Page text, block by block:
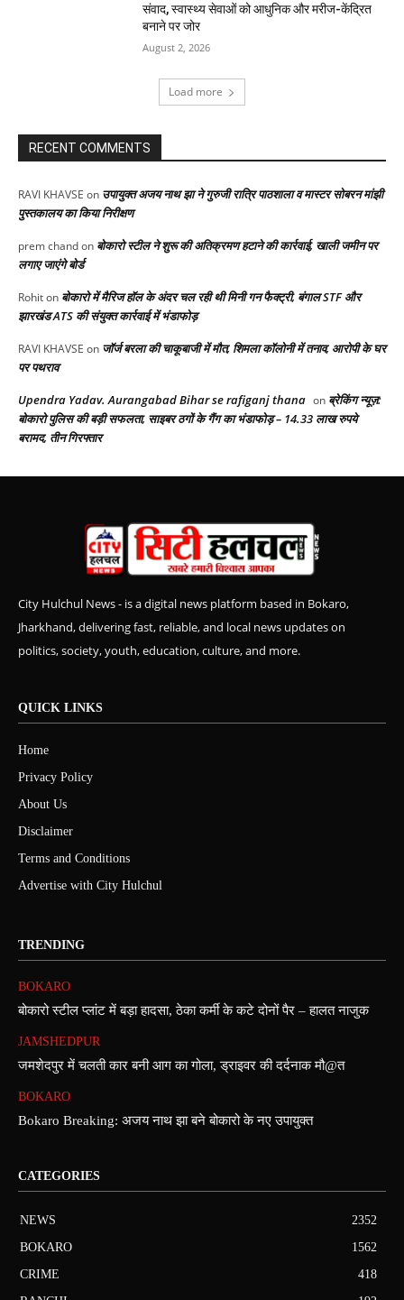
संवाद, स्वास्थ्य सेवाओं को आधुनिक और मरीज-केंद्रित
बनाने पर जोर
August 2, 2026
Load more
RECENT COMMENTS
RAVI KHAVSE on उपायुक्त अजय नाथ झा ने गुरुजी रात्रि पाठशाला व मास्टर सोबरन मांझी
पुस्तकालय का किया निरीक्षण
prem chandon बोकारो स्टील ने शुरू की अतिक्रमण हटाने की कार्रवाई, खाली जमीन पर
लगाए जाएंगे बोर्ड
Rohiton बोकारो में मैरिज हॉल के अंदर चल रही थी मिनी गन फैक्ट्री, बंगाल STF और
झारखंड ATS की संयुक्त कार्रवाई में भंडाफोड़
RAVI KHAVSE on जॉर्ज बरला की चाकूबाजी में मौत, शिमला कॉलोनी में तनाव, आरोपी के घर
पर पथराव
Upendra Yadav. Aurangabad Bihar se rafiganj thana on ब्रेकिंग न्यूज़:
बोकारो पुलिस की बड़ी सफलता, साइबर ठगों के गैंग का भंडाफोड़ – 14.33 लाख रुपये
बरामद, तीन गिरफ्तार
City Hulchul News - is a digital news platform based in Bokaro,
Jharkhand, delivering fast, reliable, and local news updates on
politics, society, youth, education, culture, and more.
QUICK LINKS
Home
Privacy Policy
About Us
Disclaimer
Terms and Conditions
Advertise with City Hulchul
TRENDING
BOKARO
बोकारो स्टील प्लांट में बड़ा हादसा, ठेका कर्मी के कटे दोनों पैर – हालत नाजुक
JAMSHEDPUR
जमशेदपुर में चलती कार बनी आग का गोला, ड्राइवर की दर्दनाक मौ@त
BOKARO
Bokaro Breaking: अजय नाथ झा बने बोकारो के नए उपायुक्त
CATEGORIES
NEWS
2352
BOKARO
1562
CRIME
418